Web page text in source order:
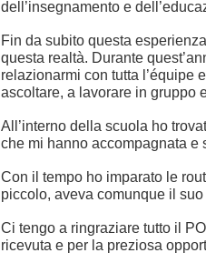
dell’insegnamento e
Fin da subito questa
questa realtà. Durante
relazionarmi con tutta l’équipe
ascoltare, a lavorare in gruppo
All’interno della scuola ho
che mi hanno accompagnata e
Con il tempo ho imparato le
piccolo, aveva comunque il
Ci tengo a ringraziare tutto il
ricevuta e per la preziosa